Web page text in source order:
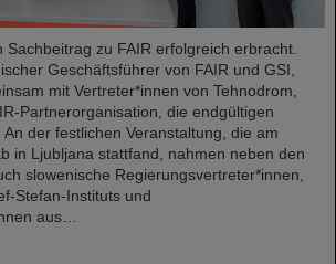
Sachbeitrag zu FAIR erfolgreich erbracht.
Geschäftsführer von FAIR und GSI,
mit Vertreter*innen von Tehnodrom,
Partnerorganisation, die endgültigen
der festlichen Veranstaltung, die am
in Ljubljana stattfand, nahmen neben den
slowenische Regierungsvertreter*innen,
Stefan-Instituts und
aus…